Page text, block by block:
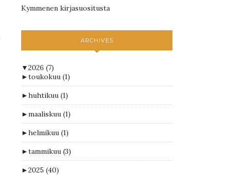
Kymmenen kirjasuositusta
ARCHIVES
▼2026 (7)
►toukokuu (1)
►huhtikuu (1)
►maaliskuu (1)
►helmikuu (1)
►tammikuu (3)
►2025 (40)